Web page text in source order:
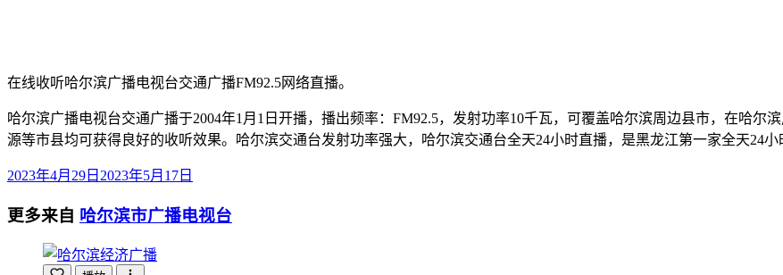
在线收听哈尔滨广播电视台交通广播FM92.5网络直播。
哈尔滨广播电视台交通广播于2004年1月1日开播，播出频率：FM92.5，发射功率10千瓦，可覆盖哈尔滨周边县市，在哈尔
源等市县均可获得良好的收听效果。哈尔滨交通台发射功率强大，哈尔滨交通台全天24小时直播，是黑龙江第一家全天24小
2023年4月29日 2023年5月17日
更多来自 哈尔滨市广播电视台